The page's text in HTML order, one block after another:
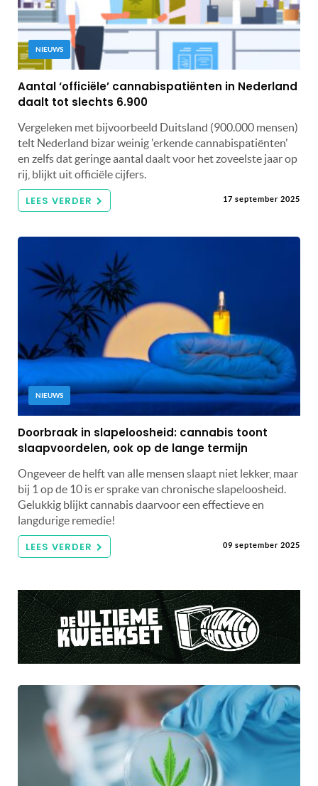
NIEUWS
Aantal ‘officiële’ cannabispatiënten in Nederland
daalt tot slechts 6.900
Vergeleken met bijvoorbeeld Duitsland (900.000 mensen)
telt Nederland bizar weinig 'erkende cannabispatiënten'
en zelfs dat geringe aantal daalt voor het zoveelste jaar op
rij, blijkt uit officiële cijfers.
LEES VERDER 17 september 2025
NIEUWS
Doorbraak in slapeloosheid: cannabis toont
slaapvoordelen, ook op de lange termijn
Ongeveer de helft van alle mensen slaapt niet lekker, maar
bij 1 op de 10 is er sprake van chronische slapeloosheid.
Gelukkig blijkt cannabis daarvoor een effectieve en
langdurige remedie!
LEES VERDER 09 september 2025